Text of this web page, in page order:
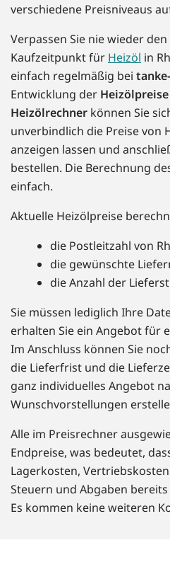
verschiedene Preisniveaus
Verpassen Sie nie wieder
Kaufzeitpunkt für Heizöl in
einfach regelmäßig bei
Entwicklung der Heizölpreise
Heizölrechner können Sie
unverbindlich die Preise von
anzeigen lassen und
bestellen. Die Berechnung
einfach.
Aktuelle Heizölpreise
die Postleitzahl von
die gewünschte
die Anzahl der
Sie müssen lediglich Ihre
erhalten Sie ein Angebot für
Im Anschluss können Sie
die Lieferfrist und die
ganz individuelles Angebot
Wunschvorstellungen
Alle im Preisrechner
Endpreise, was bedeutet,
Lagerkosten,
Steuern und Abgaben
Es kommen keine weiteren